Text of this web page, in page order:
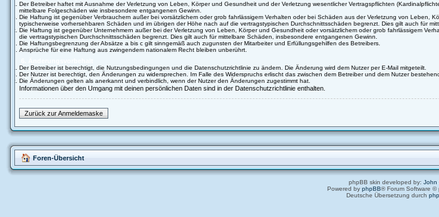
Der Betreiber haftet mit Ausnahme der Verletzung von Leben, Körper und Gesundheit und der Verletzung wesentlicher Vertragspflichten
mittelbare Folgeschäden wie insbesondere entgangenen Gewinn.
Die Haftung ist gegenüber Verbrauchern außer bei vorsätzlichem oder grob fahrlässigem Verhalten oder bei Schäden aus der Verletzung von Leben,
typischerweise vorhersehbaren Schäden und im übrigen der Höhe nach auf die vertragstypischen Durchschnittsschäden begrenzt. Dies gilt auch für
Die Haftung ist gegenüber Unternehmern außer bei der Verletzung von Leben, Körper und Gesundheit oder vorsätzlichem oder grob fahrlässigem
die vertragstypischen Durchschnittsschäden begrenzt. Dies gilt auch für mittelbare Schäden, insbesondere entgangenen Gewinn.
Die Haftungsbegrenzung der Absätze a bis c gilt sinngemäß auch zugunsten der Mitarbeiter und Erfüllungsgehilfen des Betreibers.
Ansprüche für eine Haftung aus zwingendem nationalem Recht bleiben unberührt.
Der Betreiber ist berechtigt, die Nutzungsbedingungen und die Datenschutzrichtlinie zu ändern. Die Änderung wird dem Nutzer per E-Mail mitgeteilt.
Der Nutzer ist berechtigt, den Änderungen zu widersprechen. Im Falle des Widerspruchs erlischt das zwischen dem Betreiber und dem Nutzer
Die Änderungen gelten als anerkannt und verbindlich, wenn der Nutzer den Änderungen zugestimmt hat.
Informationen über den Umgang mit deinen persönlichen Daten sind in der Datenschutzrichtlinie enthalten.
Zurück zur Anmeldemaske
Foren-Übersicht
phpBB skin developed by: John
Powered by phpBB® Forum Software ©
Deutsche Übersetzung durch